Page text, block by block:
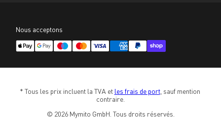
Nous acceptons
* Tous les prix incluent la TVA et les frais de port, sauf mention
contraire.
© 2026 Mymito GmbH. Tous droits réservés.